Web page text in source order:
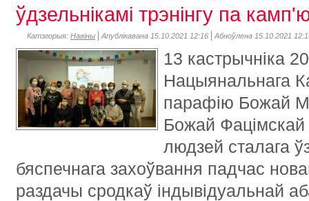
ўдзельнікамі трэнінгу па
Катэгорыя: Навіны Апублікавана 15.10.2021 12:16 Абноўлена 15.10.2021
13 кастрычніка
Нацыянальнага
парафію Божай
Божай
людзей сталага
бяспечнага захоўвання падчас
раздачы сродкаў індывідуальнай